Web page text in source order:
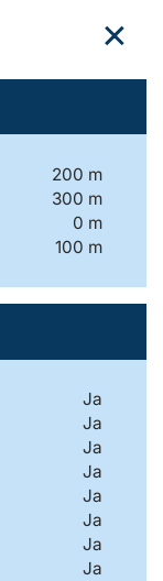
200 m
300 m
0 m
100 m
Ja
Ja
Ja
Ja
Ja
Ja
Ja
Ja